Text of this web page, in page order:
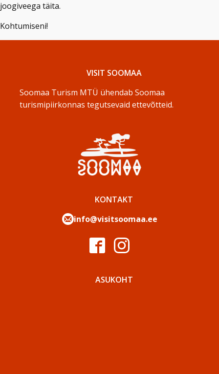
joogiveega täita.
Kohtumiseni!
VISIT SOOMAA
Soomaa Turism MTÜ ühendab Soomaa
turismipiirkonnas tegutsevaid ettevõtteid.
KONTAKT
info@visitsoomaa.ee
ASUKOHT